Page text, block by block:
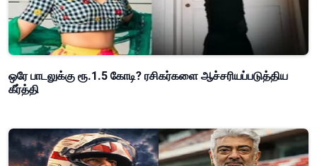
ஒரே பாடலுக்கு ரூ.1.5 கோடி? ரசிகர்களை ஆச்சரியப்படுத்திய
கீர்த்தி